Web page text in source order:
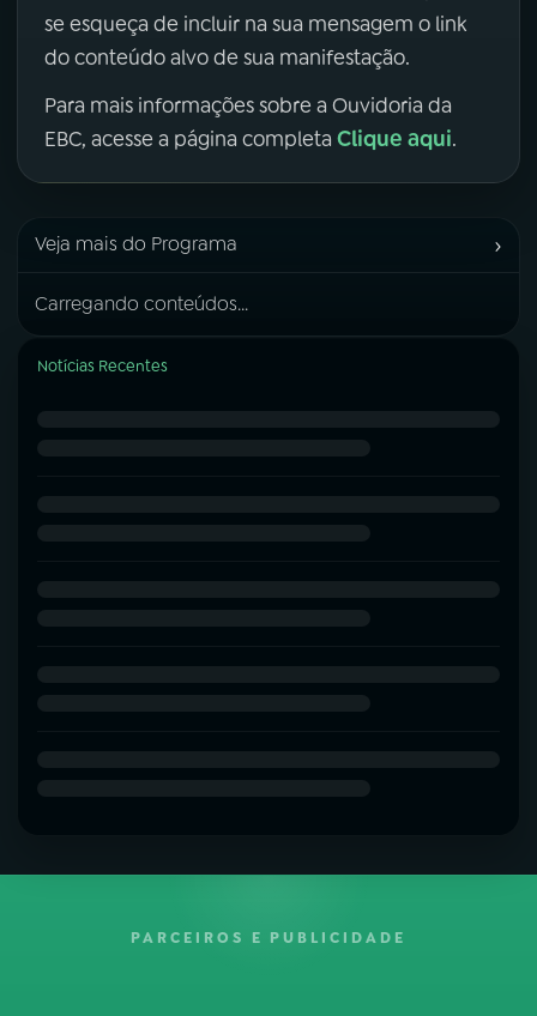
se esqueça de incluir na sua mensagem o link
do conteúdo alvo de sua manifestação.
Para mais informações sobre a Ouvidoria da
EBC, acesse a página completa Clique aqui.
Veja mais do Programa ›
Carregando conteúdos...
Notícias Recentes
PARCEIROS E PUBLICIDADE